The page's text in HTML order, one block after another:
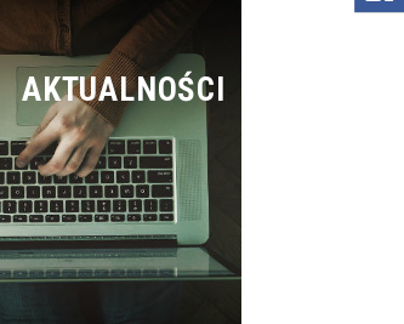
AKTUALNOŚCI